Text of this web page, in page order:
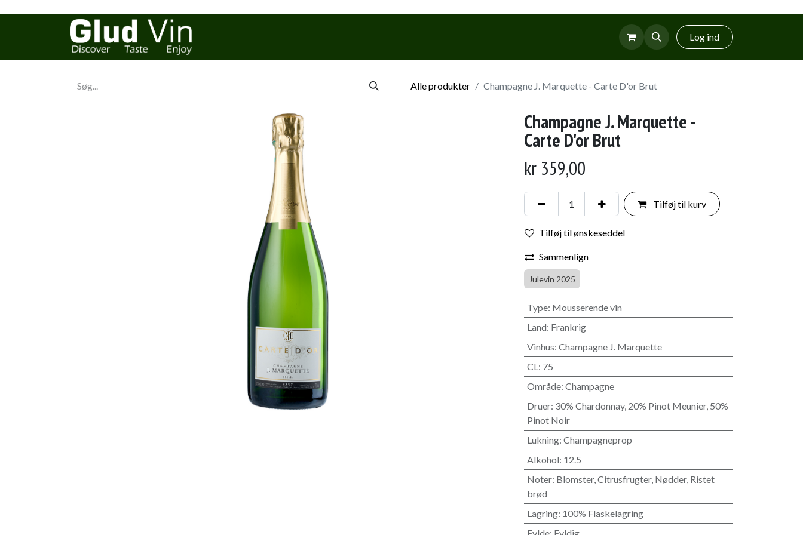
Log ind
Alle produkter Champagne J. Marquette - Carte D'or Brut
Champagne J. Marquette -
Carte D'or Brut
kr 359,00
Tilføj til kurv
Tilføj til ønskeseddel
Sammenlign
Julevin 2025
Type: Mousserende vin
Land: Frankrig
Vinhus: Champagne J. Marquette
CL : 75
Område: Champagne
Druer: 30% Chardonnay, 20% Pinot Meunier, 50%
Pinot Noir
Lukning: Champagneprop
Alkohol: 12.5
Noter: Blomster, Citrusfrugter, Nødder, Ristet
brød
Lagring: 100% Flaskelagring
Fylde: Fyldig